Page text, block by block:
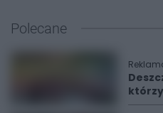
Polecane